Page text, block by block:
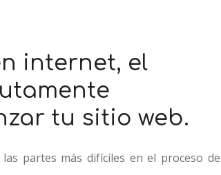
internet, el
tu sitio web.
partes más difíciles en el proceso de